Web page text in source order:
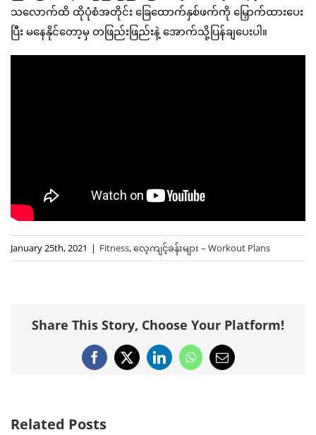
သလောက်ထိ ထိုပုံစံအတိုင်း ခြေထောက်နှစ်ဖက်ကို မြှောက်ထားပေး
ပြီး မနေနိုင်တော့မှ တဖြည်းဖြည်းနဲ့ အောက်သို့ပြန်ချပေးပါ။
January 25th, 2021 | Fitness,လေ့ကျင့်ခန်းများ – Workout Plans
Share This Story, Choose Your Platform!
Facebook
X LinkedInWhatsApp
Email
Related Posts